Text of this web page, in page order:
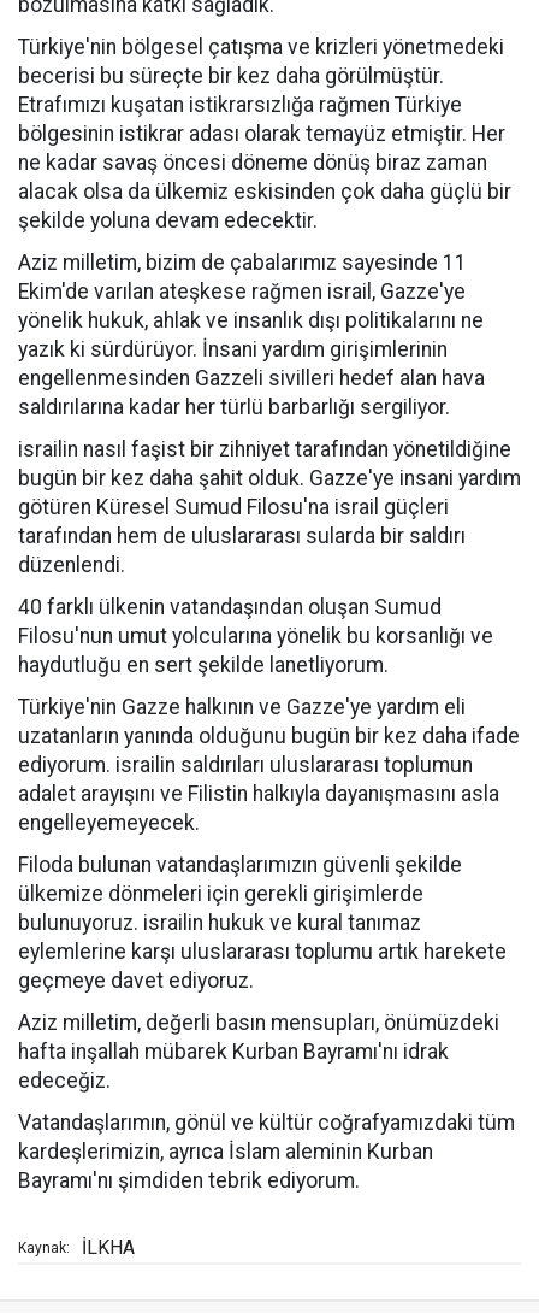
bozulmasına katkı sağladık.
Türkiye'nin bölgesel çatışma ve krizleri yönetmedeki
becerisi bu süreçte bir kez daha görülmüştür.
Etrafımızı kuşatan istikrarsızlığa rağmen Türkiye
bölgesinin istikrar adası olarak temayüz etmiştir. Her
ne kadar savaş öncesi döneme dönüş biraz zaman
alacak olsa da ülkemiz eskisinden çok daha güçlü bir
şekilde yoluna devam edecektir.
Aziz milletim, bizim de çabalarımız sayesinde 11
Ekim'de varılan ateşkese rağmen israil, Gazze'ye
yönelik hukuk, ahlak ve insanlık dışı politikalarını ne
yazık ki sürdürüyor. İnsani yardım girişimlerinin
engellenmesinden Gazzeli sivilleri hedef alan hava
saldırılarına kadar her türlü barbarlığı sergiliyor.
israilin nasıl faşist bir zihniyet tarafından yönetildiğine
bugün bir kez daha şahit olduk. Gazze'ye insani yardım
götüren Küresel Sumud Filosu'na israil güçleri
tarafından hem de uluslararası sularda bir saldırı
düzenlendi.
40 farklı ülkenin vatandaşından oluşan Sumud
Filosu'nun umut yolcularına yönelik bu korsanlığı ve
haydutluğu en sert şekilde lanetliyorum.
Türkiye'nin Gazze halkının ve Gazze'ye yardım eli
uzatanların yanında olduğunu bugün bir kez daha ifade
ediyorum. israilin saldırıları uluslararası toplumun
adalet arayışını ve Filistin halkıyla dayanışmasını asla
engelleyemeyecek.
Filoda bulunan vatandaşlarımızın güvenli şekilde
ülkemize dönmeleri için gerekli girişimlerde
bulunuyoruz. israilin hukuk ve kural tanımaz
eylemlerine karşı uluslararası toplumu artık harekete
geçmeye davet ediyoruz.
Aziz milletim, değerli basın mensupları, önümüzdeki
hafta inşallah mübarek Kurban Bayramı'nı idrak
edeceğiz.
Vatandaşlarımın, gönül ve kültür coğrafyamızdaki tüm
kardeşlerimizin, ayrıca İslam aleminin Kurban
Bayramı'nı şimdiden tebrik ediyorum.
Kaynak: İLKHA